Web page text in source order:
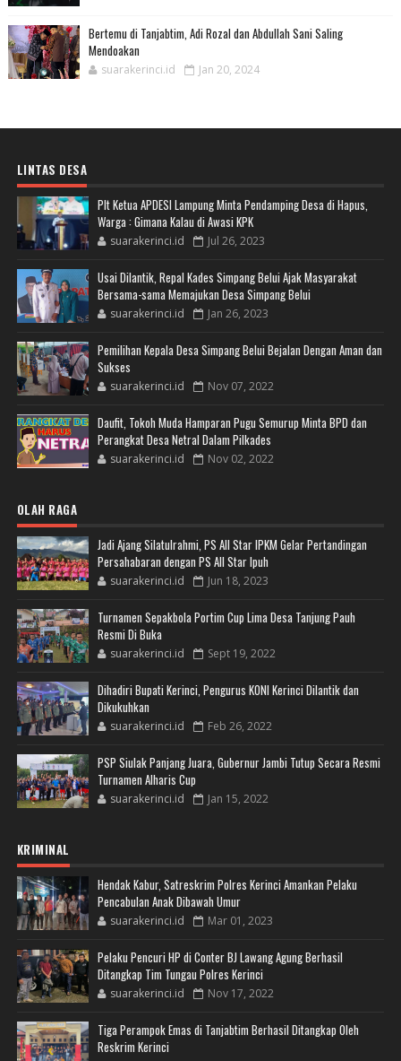
Bertemu di Tanjabtim, Adi Rozal dan Abdullah Sani Saling
Mendoakan
suarakerinci.id Jan 20, 2024
LINTAS DESA
Plt Ketua APDESI Lampung Minta Pendamping Desa di Hapus,
Warga : Gimana Kalau di Awasi KPK
suarakerinci.id Jul 26, 2023
Usai Dilantik, Repal Kades Simpang Belui Ajak Masyarakat
Bersama-sama Memajukan Desa Simpang Belui
suarakerinci.id Jan 26, 2023
Pemilihan Kepala Desa Simpang Belui Bejalan Dengan Aman dan
Sukses
suarakerinci.id Nov 07, 2022
Daufit, Tokoh Muda Hamparan Pugu Semurup Minta BPD dan
Perangkat Desa Netral Dalam Pilkades
suarakerinci.id Nov 02, 2022
OLAH RAGA
Jadi Ajang Silatulrahmi, PS All Star IPKM Gelar Pertandingan
Persahabaran dengan PS All Star Ipuh
suarakerinci.id Jun 18, 2023
Turnamen Sepakbola Portim Cup Lima Desa Tanjung Pauh
Resmi Di Buka
suarakerinci.id Sept 19, 2022
Dihadiri Bupati Kerinci, Pengurus KONI Kerinci Dilantik dan
Dikukuhkan
suarakerinci.id Feb 26, 2022
PSP Siulak Panjang Juara, Gubernur Jambi Tutup Secara Resmi
Turnamen Alharis Cup
suarakerinci.id Jan 15, 2022
KRIMINAL
Hendak Kabur, Satreskrim Polres Kerinci Amankan Pelaku
Pencabulan Anak Dibawah Umur
suarakerinci.id Mar 01, 2023
Pelaku Pencuri HP di Conter BJ Lawang Agung Berhasil
Ditangkap Tim Tungau Polres Kerinci
suarakerinci.id Nov 17, 2022
Tiga Perampok Emas di Tanjabtim Berhasil Ditangkap Oleh
Reskrim Kerinci